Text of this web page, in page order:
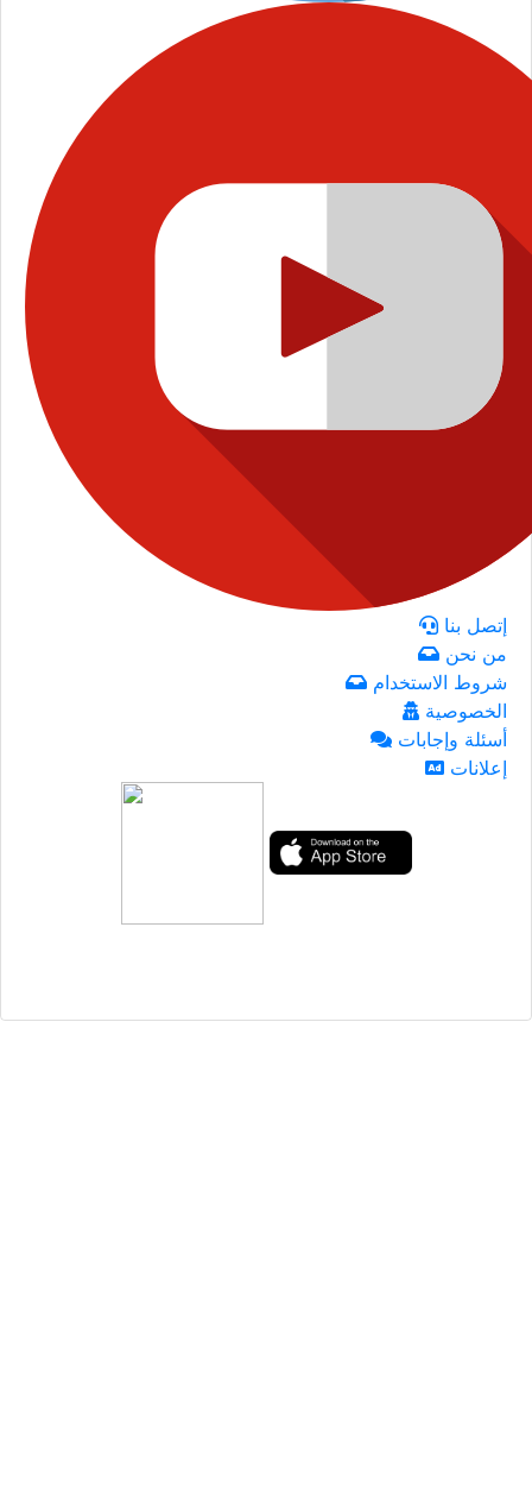
إتصل بنا
من نحن
شروط الاستخدام
الخصوصية
أسئلة وإجابات
إعلانات